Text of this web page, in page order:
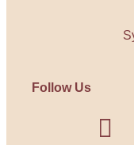
Follow Us